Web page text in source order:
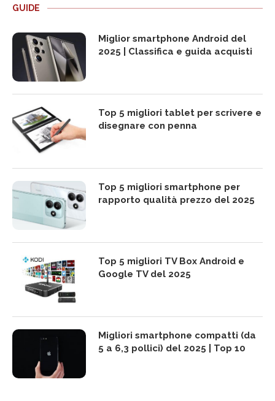
GUIDE
Miglior smartphone Android del
2025 | Classifica e guida acquisti
Top 5 migliori tablet per scrivere e
disegnare con penna
Top 5 migliori smartphone per
rapporto qualità prezzo del 2025
Top 5 migliori TV Box Android e
Google TV del 2025
Migliori smartphone compatti (da
5 a 6,3 pollici) del 2025 | Top 10